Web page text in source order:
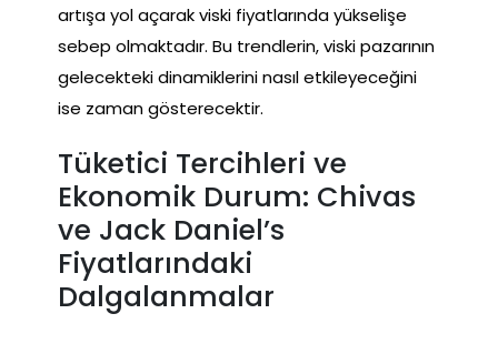
artışa yol açarak viski fiyatlarında yükselişe
sebep olmaktadır. Bu trendlerin, viski pazarının
gelecekteki dinamiklerini nasıl etkileyeceğini
ise zaman gösterecektir.
Tüketici Tercihleri ve
Ekonomik Durum: Chivas
ve Jack Daniel’s
Fiyatlarındaki
Dalgalanmalar